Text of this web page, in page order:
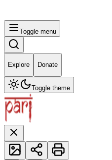
Toggle menu
Explore Donate
Toggle theme